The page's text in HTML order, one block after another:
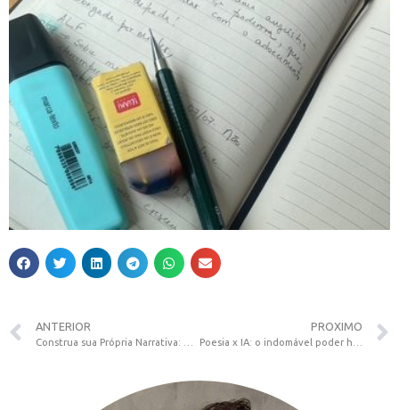
ANTERIOR PROXIMO